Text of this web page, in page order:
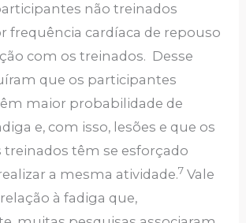
não treinados
frequência cardíaca de repouso
com os treinados. Desse
que os participantes
maior probabilidade de
e, com isso, lesões e que os
têm se esforçado
a mesma atividade.7 Vale
à fadiga que,